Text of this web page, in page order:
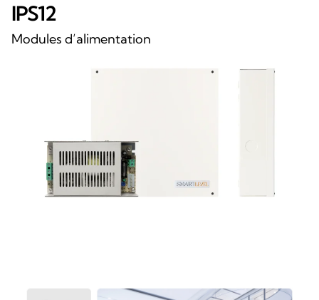
IPS12
Modules d’alimentation